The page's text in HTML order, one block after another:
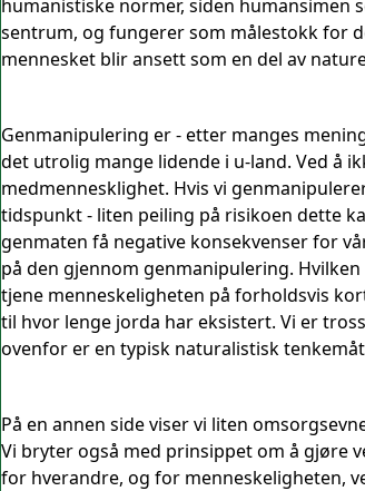
humanistiske normer, siden humansimen
sentrum, og fungerer som målestokk for
mennesket blir ansett som en del av
Genmanipulering er - etter manges
det utrolig mange lidende i u-land. Ved å
medmennesklighet. Hvis vi
tidspunkt - liten peiling på risikoen dette
genmaten få negative konsekvenser for
på den gjennom genmanipulering.
tjene menneskeligheten på forholdsvis
til hvor lenge jorda har eksistert. Vi er
ovenfor er en typisk naturalistisk
På en annen side viser vi liten
Vi bryter også med prinsippet om å gjøre
for hverandre, og for menneskeligheten,